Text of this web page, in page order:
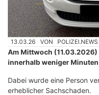
13.03.26 VON
Am Mittwoch
innerhalb weniger
Dabei wurde eine Person
erheblicher Sachschaden.